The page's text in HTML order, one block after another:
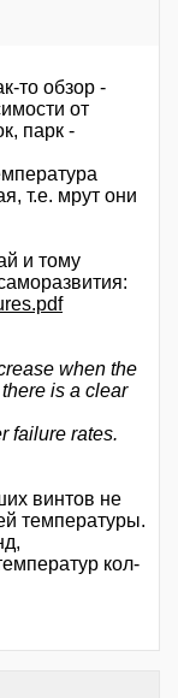
то обзор -
от
парк -
т.е. мрут они
и тому
when the
is a clear
failure rates.
винтов не
температуры.
кол-